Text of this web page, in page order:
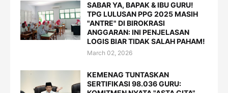
SABAR YA, BAPAK & IBU GURU!
TPG LULUSAN PPG 2025 MASIH
"ANTRE" DI BIROKRASI
ANGGARAN: INI PENJELASAN
LOGIS BIAR TIDAK SALAH PAHAM!
March 02, 2026
KEMENAG TUNTASKAN
SERTIFIKASI 98.036 GURU: